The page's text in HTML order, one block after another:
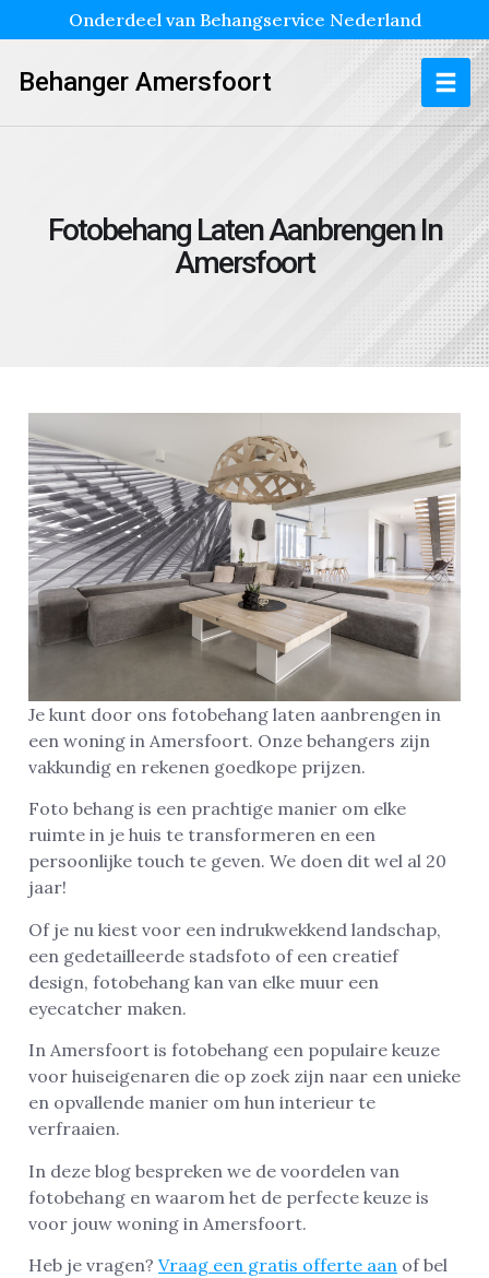
Onderdeel van Behangservice Nederland
Behanger Amersfoort
Fotobehang Laten Aanbrengen In
Amersfoort
Je kunt door ons fotobehang laten aanbrengen in
een woning in Amersfoort. Onze behangers zijn
vakkundig en rekenen goedkope prijzen.
Foto behang is een prachtige manier om elke
ruimte in je huis te transformeren en een
persoonlijke touch te geven. We doen dit wel al 20
jaar!
Of je nu kiest voor een indrukwekkend landschap,
een gedetailleerde stadsfoto of een creatief
design, fotobehang kan van elke muur een
eyecatcher maken.
In Amersfoort is fotobehang een populaire keuze
voor huiseigenaren die op zoek zijn naar een unieke
en opvallende manier om hun interieur te
verfraaien.
In deze blog bespreken we de voordelen van
fotobehang en waarom het de perfecte keuze is
voor jouw woning in Amersfoort.
Heb je vragen? Vraag een gratis offerte aan of bel